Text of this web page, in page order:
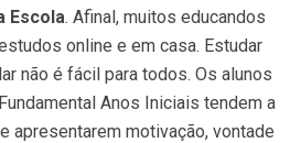
Escola. Afinal, muitos educandos
online e em casa. Estudar
não é fácil para todos. Os alunos
Anos Iniciais tendem a
apresentarem motivação, vontade